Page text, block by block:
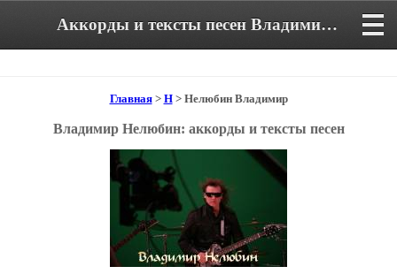
Аккорды и тексты песен Владимира Нелюбина
Главная> Н> Нелюбин Владимир
Владимир Нелюбин: аккорды и тексты песен